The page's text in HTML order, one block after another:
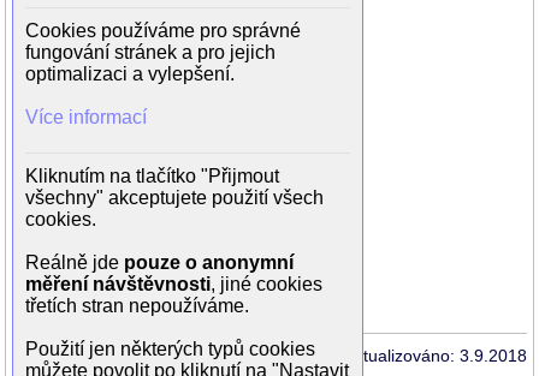
Roger Jendly (Komisař Lohmann)
Heinz Bennent (Meyer)
Krystyna Janda (Anna Gretz)
Christian Baltauss
Yves Boisset
Daniel Plancherel (inspektor Vogel)
Philippe Brizard
Pierre Boffety (pošťák)
Jean Reney
Aktualizováno: 3.9.2018
Cookies používáme pro správné
fungování stránek a pro jejich
optimalizaci a vylepšení.
Více informací
Kliknutím na tlačítko "Přijmout
všechny" akceptujete použití všech
cookies.
Reálně jde pouze o anonymní
měření návštěvnosti, jiné cookies
třetích stran nepoužíváme.
Použití jen některých typů cookies
můžete povolit po kliknutí na "Nastavit